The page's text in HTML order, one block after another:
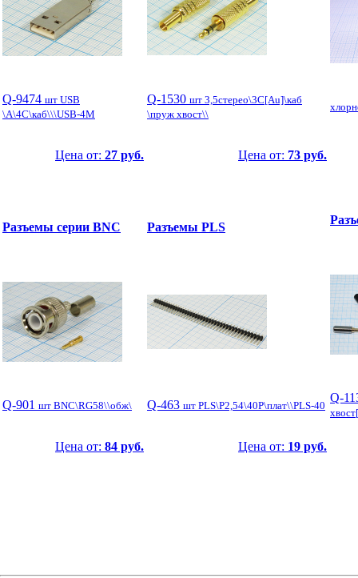
Q-9474 шт USB
\A\4C\каб\\\USB-4M
Цена от: 27 руб.
Q-1530 шт 3,5стерео\3C[Au]\каб
\пруж хвост\\
Цена от: 73 руб.
Разъемы серии BNC
Q-901 шт BNC\RG58\\обж\
Цена от: 84 руб.
Разъемы PLS
Q-463 шт PLS\P2,54\40P\плат\\PLS-40
Цена от: 19 руб.
Q-